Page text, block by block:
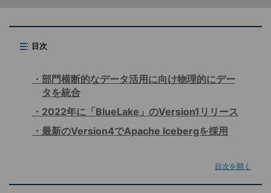
目次
部門横断的なデータ活用に向け物理的にデー
タを統合
2022年に「BlueLake」のVersion1リリース
最新のVersion4でApache Icebergを採用
目次を開く